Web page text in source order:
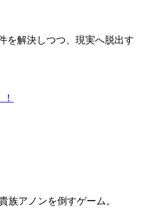
を解決しつつ、現実へ脱出す
族アノンを倒すゲーム。